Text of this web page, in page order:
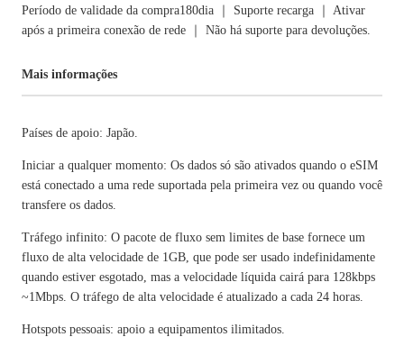
Período de validade da compra180dia ｜ Suporte recarga ｜ Ativar
após a primeira conexão de rede ｜ Não há suporte para devoluções.
Mais informações
Países de apoio: Japão.
Iniciar a qualquer momento: Os dados só são ativados quando o eSIM
está conectado a uma rede suportada pela primeira vez ou quando você
transfere os dados.
Tráfego infinito: O pacote de fluxo sem limites de base fornece um
fluxo de alta velocidade de 1GB, que pode ser usado indefinidamente
quando estiver esgotado, mas a velocidade líquida cairá para 128kbps
~1Mbps. O tráfego de alta velocidade é atualizado a cada 24 horas.
Hotspots pessoais: apoio a equipamentos ilimitados.